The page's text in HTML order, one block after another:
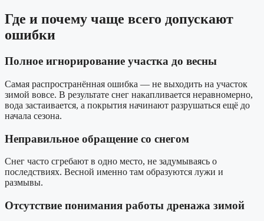
Где и почему чаще всего допускают
ошибки
Полное игнорирование участка до весны
Самая распространённая ошибка — не выходить на участок
зимой вовсе. В результате снег накапливается неравномерно,
вода застаивается, а покрытия начинают разрушаться ещё до
начала сезона.
Неправильное обращение со снегом
Снег часто сгребают в одно место, не задумываясь о
последствиях. Весной именно там образуются лужи и
размывы.
Отсутствие понимания работы дренажа зимой